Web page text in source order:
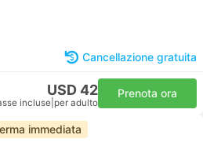
Cancellazione gratuita
USD 42
incluse per adulto
Prenota ora
immediata